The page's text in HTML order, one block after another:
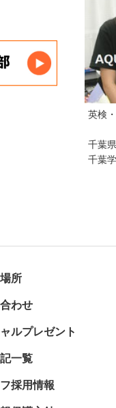
英検
千葉
千葉
所
わせ
ルプレゼント
一覧
採用情報